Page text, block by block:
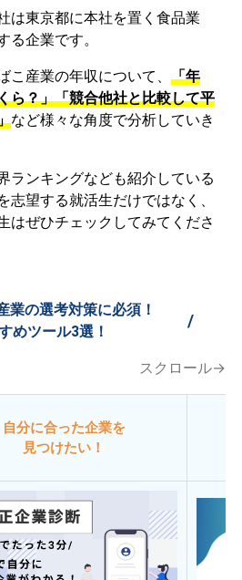
は東京都に本社を置く食品業
る企業です。
こ産業の年収について、 「年
ら？」「競合他社と比較して平
など様々な角度で分析していき
ランキングなども紹介している
志望する就活生だけではなく、
はぜひチェックしてみてくださ
業の選考対策に必須！
めツール3選！
/
スクロール→
自分に合った企業を
見つけたい！